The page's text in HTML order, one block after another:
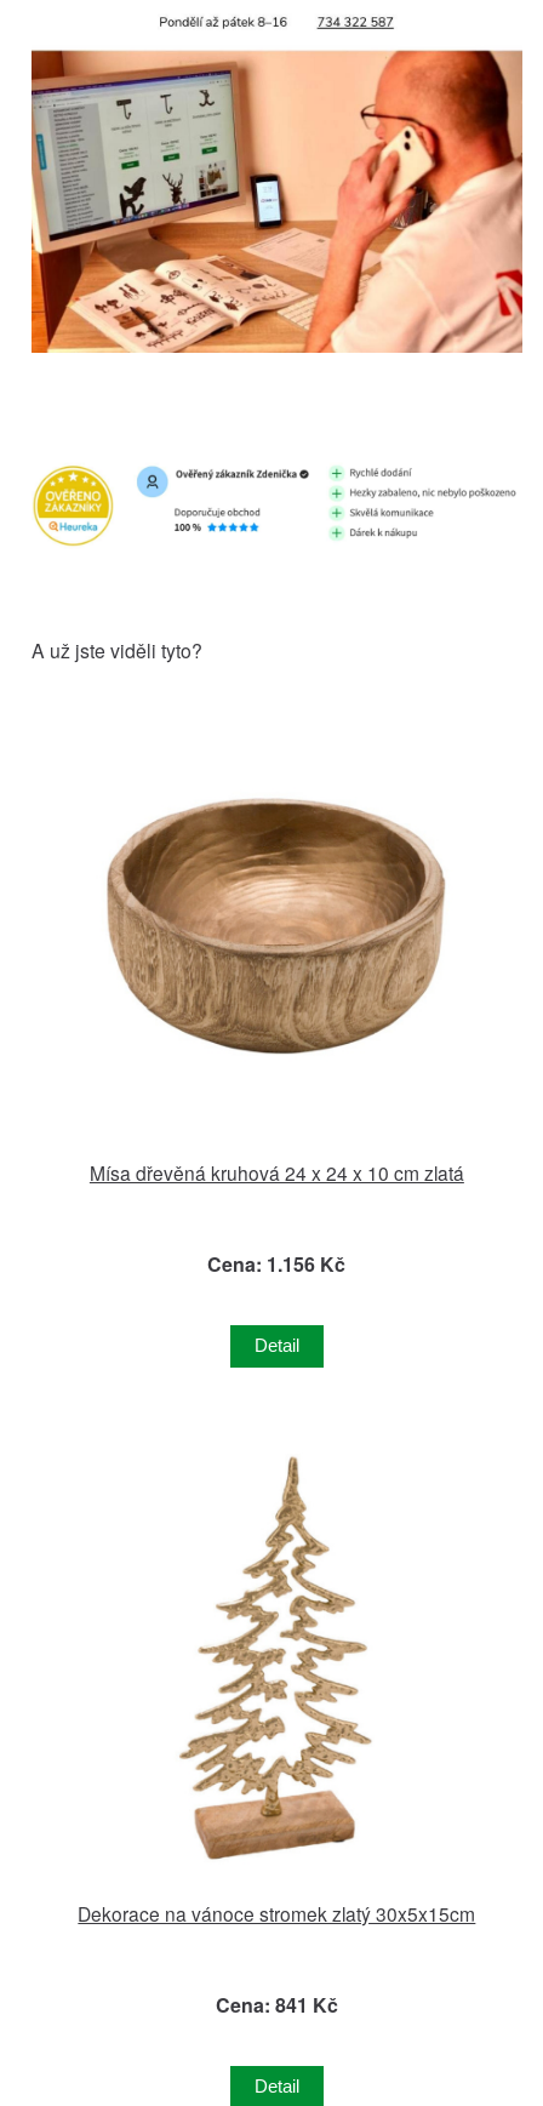
A už jste viděli tyto?
Mísa dřevěná kruhová 24 x 24 x 10 cm zlatá
Cena: 1.156 Kč
Detail
Dekorace na vánoce stromek zlatý 30x5x15cm
Cena: 841 Kč
Detail